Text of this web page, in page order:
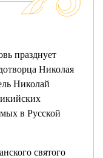
празднует
Николая
Николай
в Русской
святого